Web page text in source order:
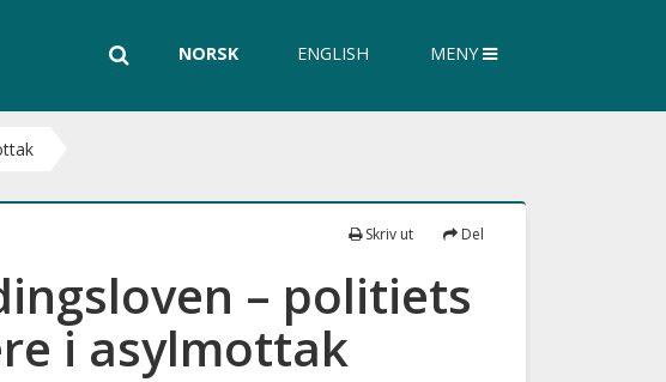
Søk NORSK ENGLISH MENY
Skriv ut Del
– politiets
i asylmottak